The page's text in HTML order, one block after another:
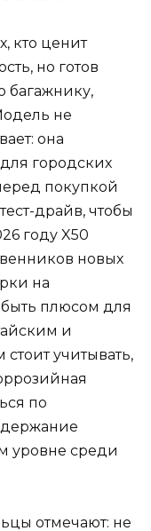
кто ценит
но готов
багажнику,
не
она
городских
покупкой
драйв, чтобы
году X50
новых
на
плюсом для
и
учитывать,
по
уровне среди
отмечают: не